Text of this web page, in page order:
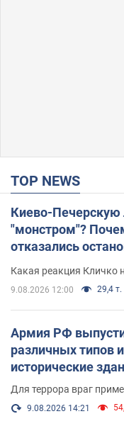
TOP NEWS
Киево-
"монстром"?
отказались
Какая реакция Кличко
9.08.2026 12:00 29,4 т.
Армия РФ
различных типов
исторические
и видео
Для террора враг
9.08.2026 14:21